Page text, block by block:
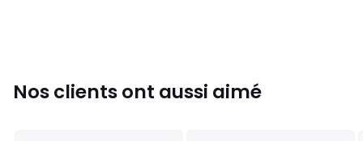
Nos clients ont aussi aimé